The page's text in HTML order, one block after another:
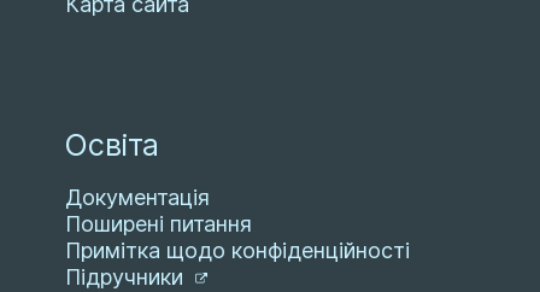
Освіта
Документація
Поширені питання
Примітка щодо конфіденційності
Підручники